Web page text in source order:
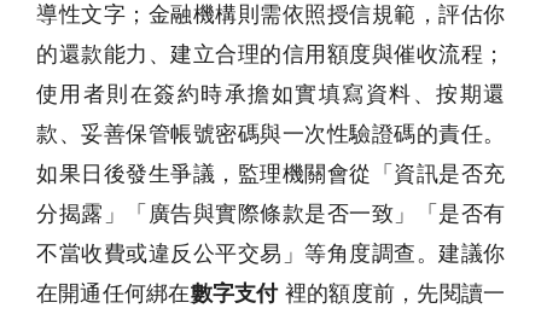
導性文字；金融機構則需依照授信規範，評估你
的還款能力、建立合理的信用額度與催收流程；
使用者則在簽約時承擔如實填寫資料、按期還
款、妥善保管帳號密碼與一次性驗證碼的責任。
如果日後發生爭議，監理機關會從「資訊是否充
分揭露」「廣告與實際條款是否一致」「是否有
不當收費或違反公平交易」等角度調查。建議你
在開通任何綁在數字支付裡的額度前，先閱讀一